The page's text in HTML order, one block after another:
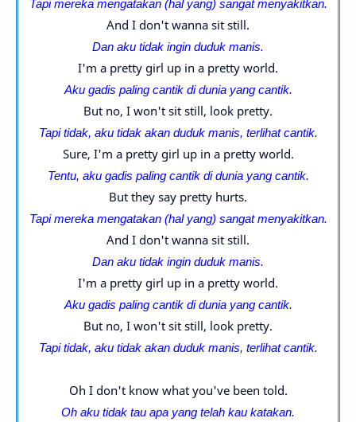
Tapi mereka mengatakan (hal yang) sangat menyakitkan.
And I don't wanna sit still.
Dan aku tidak ingin duduk manis.
I'm a pretty girl up in a pretty world.
Aku gadis paling cantik di dunia yang cantik.
But no, I won't sit still, look pretty.
Tapi tidak, aku tidak akan duduk manis, terlihat cantik.
Sure, I'm a pretty girl up in a pretty world.
Tentu, aku gadis paling cantik di dunia yang cantik.
But they say pretty hurts.
Tapi mereka mengatakan (hal yang) sangat menyakitkan.
And I don't wanna sit still.
Dan aku tidak ingin duduk manis.
I'm a pretty girl up in a pretty world.
Aku gadis paling cantik di dunia yang cantik.
But no, I won't sit still, look pretty.
Tapi tidak, aku tidak akan duduk manis, terlihat cantik.
Oh I don't know what you've been told.
Oh aku tidak tau apa yang telah kau katakan.